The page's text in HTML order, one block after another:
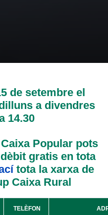
de setembre el
a divendres
14.30
Popular pots
gratis en tota
tota la xarxa de
Caixa Rural
TELÈFON